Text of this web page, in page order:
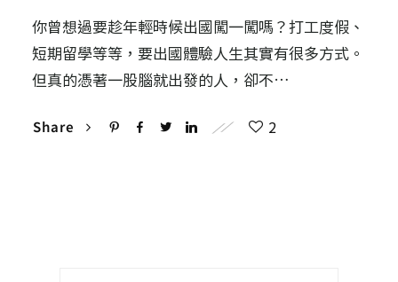
你曾想過要趁年輕時候出國闖一闖嗎？打工度假、
短期留學等等，要出國體驗人生其實有很多方式。
但真的憑著一股腦就出發的人，卻不…
Share 2